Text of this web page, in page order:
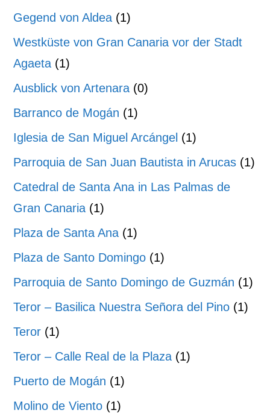
Gegend von Aldea (1)
Westküste von Gran Canaria vor der Stadt
Agaeta (1)
Ausblick von Artenara (0)
Barranco de Mogán (1)
Iglesia de San Miguel Arcángel (1)
Parroquia de San Juan Bautista in Arucas (1)
Catedral de Santa Ana in Las Palmas de
Gran Canaria (1)
Plaza de Santa Ana (1)
Plaza de Santo Domingo (1)
Parroquia de Santo Domingo de Guzmán (1)
Teror – Basilica Nuestra Señora del Pino (1)
Teror (1)
Teror – Calle Real de la Plaza (1)
Puerto de Mogán (1)
Molino de Viento (1)